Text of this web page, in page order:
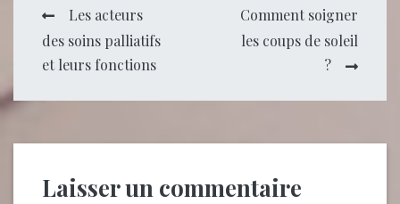
Navigation
de
l’article
Les acteurs
des soins palliatifs
et leurs fonctions
Comment soigner
les coups de soleil
?
Laisser un commentaire